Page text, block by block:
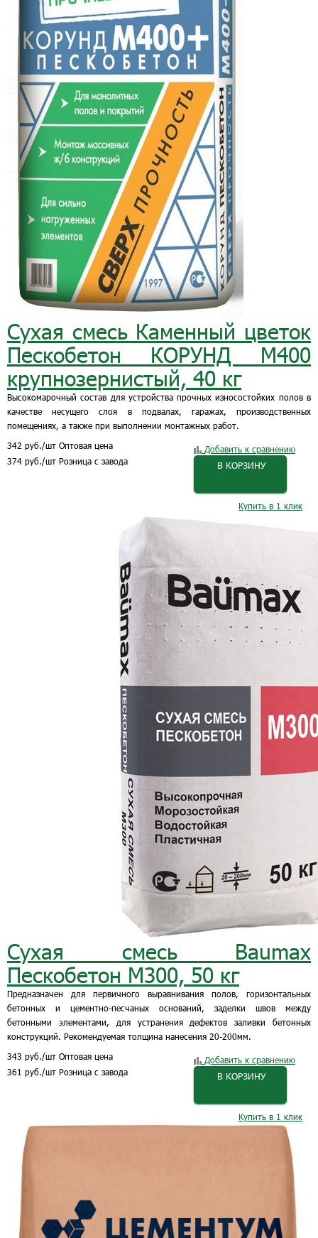
Сухая смесь Каменный цветок
Пескобетон КОРУНД М400
крупнозернистый, 40 кг
Высокомарочный состав для устройства прочных износостойких полов в
качестве несущего слоя в подвалах, гаражах, производственных
помещениях, а также при выполнении монтажных работ.
342 руб./шт Оптовая цена
374 руб./шт Розница с завода
Добавить к сравнению
В КОРЗИНУ
Купить в 1 клик
Сухая смесь Baumax
Пескобетон М300, 50 кг
Предназначен для первичного выравнивания полов, горизонтальных
бетонных и цементно-песчаных оснований, заделки швов между
бетонными элементами, для устранения дефектов заливки бетонных
конструкций. Рекомендуемая толщина нанесения 20-200мм.
343 руб./шт Оптовая цена
361 руб./шт Розница с завода
Добавить к сравнению
В КОРЗИНУ
Купить в 1 клик